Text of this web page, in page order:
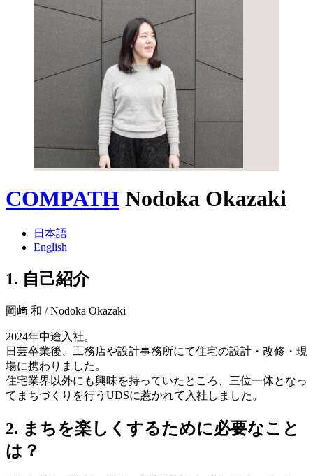
COMPATH Nodoka Okazaki
日本語
English
1. 自己紹介
岡﨑 和 / Nodoka Okazaki
2024年中途入社。
日芸卒業後、工務店や設計事務所にて住宅の設計・改修・現
場に携わりました。
住宅業界以外にも興味を持っていたところ、三位一体となっ
てまちづくりを行うUDSに惹かれて入社しました。
2. まちを楽しくするために必要なこと
は？